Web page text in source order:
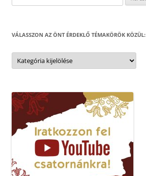
VÁLASSZON AZ ÖNT ÉRDEKLŐ TÉMAKÖRÖK KÖZÜL:
Válasszon
az
Önt